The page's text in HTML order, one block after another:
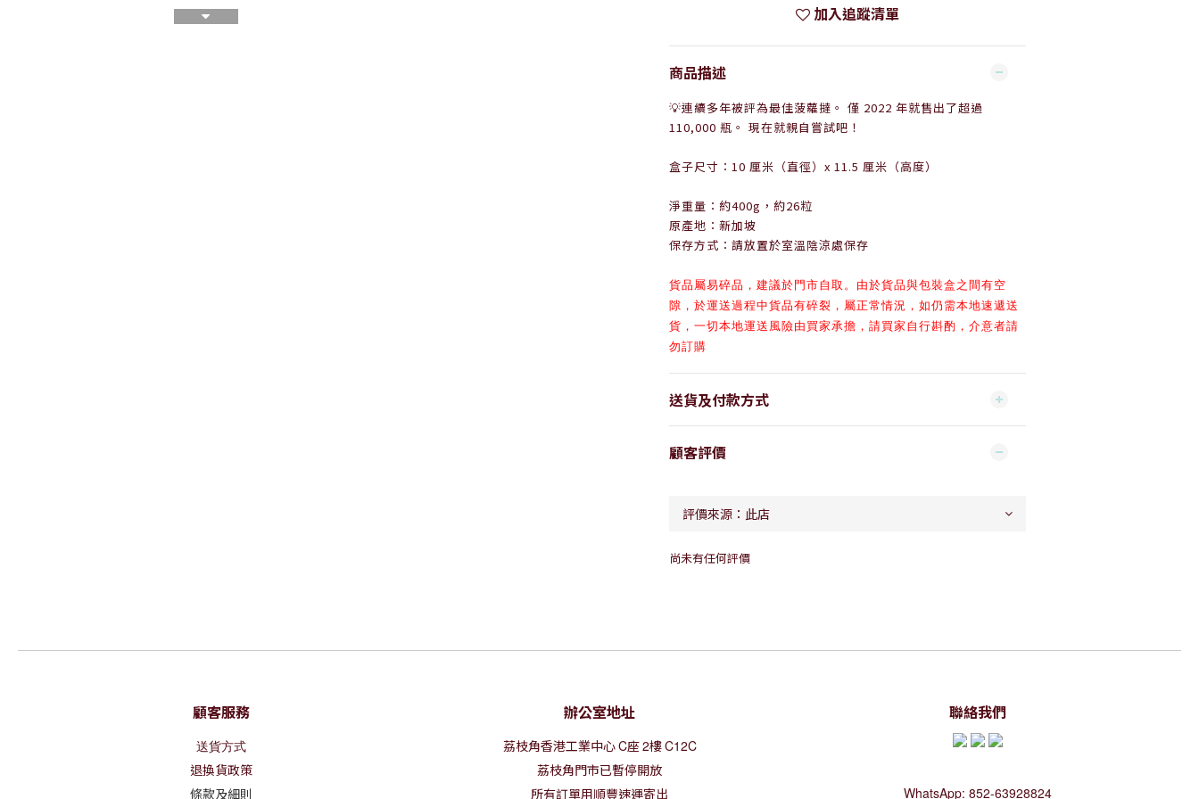
加入追蹤清單
商品描述
💡連續多年被評為最佳菠蘿撻。 僅 2022 年就售出了超過
110,000 瓶。 現在就親自嘗試吧！
盒子尺寸：10 厘米（直徑）x 11.5 厘米（高度）
淨重量：約400g，約26粒
原產地：新加坡
保存方式：請放置於室溫陰涼處保存
貨品 屬易碎品， 建議於門市自取。 由於貨品與包裝盒之間有空
隙，於運送過程中貨品有碎裂，屬正常情況， 如仍需本地速遞送
貨，一切本地運送風險由買家承擔， 請買家自行斟酌， 介意者請
勿訂購
送貨及付款方式
顧客評價
尚未有任何評價
顧客服務
送貨方式
退換貨政策
條款及細則
辦公室地址
荔枝角香港工業中心C座2樓C12C
荔枝角門市已暫停開放
所有訂單用順豐速運寄出
聯絡我們
WhatsApp: 852-63928824